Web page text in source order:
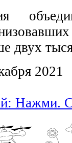
двух
2021
Нажми.